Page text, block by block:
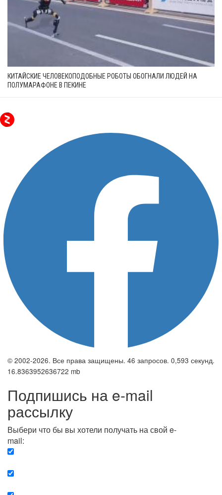
КИТАЙСКИЕ ЧЕЛОВЕКОПОДОБНЫЕ РОБОТЫ ОБОГНАЛИ ЛЮДЕЙ НА
ПОЛУМАРАФОНЕ В ПЕКИНЕ
© 2002-2026. Все права защищены. 46 запросов. 0,593 секунд.
16.8363952636722 mb
Подпишись на e-mail
рассылку
Выбери что бы вы хотели получать на свой e-
mail: